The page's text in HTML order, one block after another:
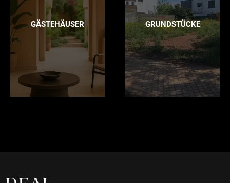
GÄSTEHÄUSER GRUNDSTÜCKE